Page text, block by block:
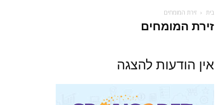
בית זירת המומחים
זירת המומחים
אין הודעות להצגה